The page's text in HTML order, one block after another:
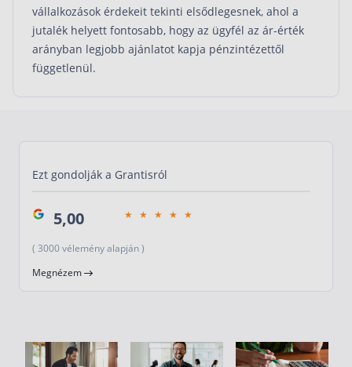
vállalkozások érdekeit tekinti elsődlegesnek, ahol a
jutalék helyett fontosabb, hogy az ügyfél az ár-érték
arányban legjobb ajánlatot kapja pénzintézettől
függetlenül.
Ezt gondolják a Grantisról
5,00
( 3000 vélemény alapján )
Megnézem